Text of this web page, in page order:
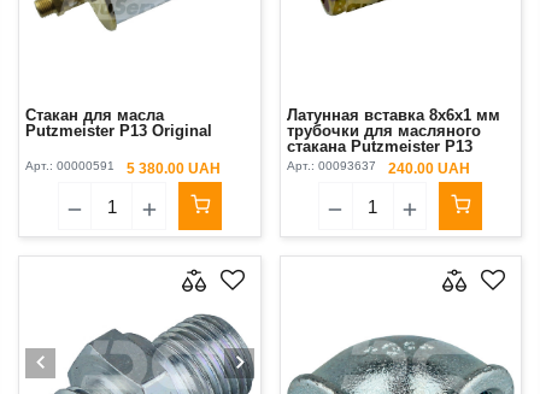
Стакан для масла
Putzmeister P13 Original
Арт.: 00000591 5 380.00 UAH
Латунная вставка 8x6x1 мм
трубочки для масляного
стакана Putzmeister P13
Original
Арт.: 00093637 240.00 UAH